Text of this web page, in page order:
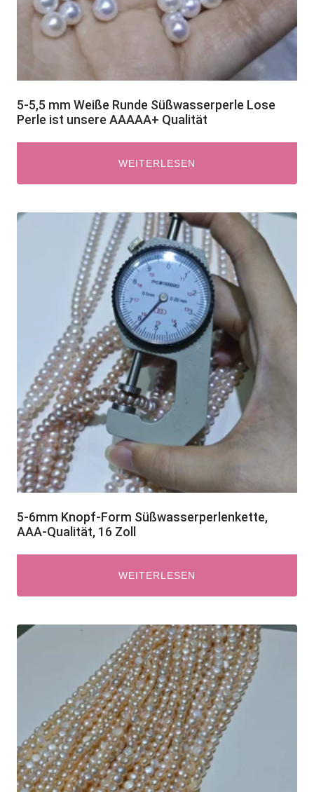
5-5,5 mm Weiße Runde Süßwasserperle Lose
Perle ist unsere AAAAA+ Qualität
WEITERLESEN
5-6mm Knopf-Form Süßwasserperlenkette,
AAA-Qualität, 16 Zoll
WEITERLESEN